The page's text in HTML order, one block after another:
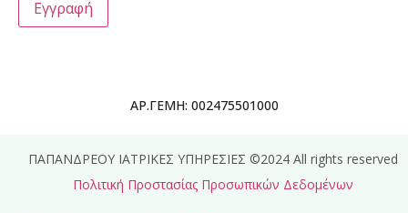
ΑΡ.ΓΕΜΗ: 002475501000
ΠΑΠΑΝΔΡΕΟΥ ΙΑΤΡΙΚΕΣ ΥΠΗΡΕΣΙΕΣ ©2024 All rights reserved
Πολιτική Προστασίας Προσωπικών Δεδομένων